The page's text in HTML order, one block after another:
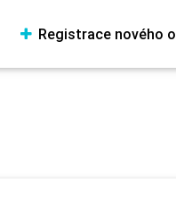
Registrace nového